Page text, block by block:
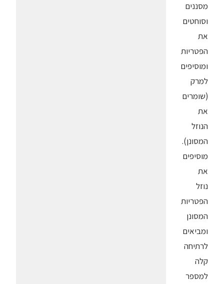
מסננים
וסוחטים
את
הפטריות
ומוסיפים
למרק
(שומרים
את
הנוזל
המסונן).
מוסיפים
את
נוזל
הפטריות
המסונן
ומביאים
לרתיחה
קלה
למספר